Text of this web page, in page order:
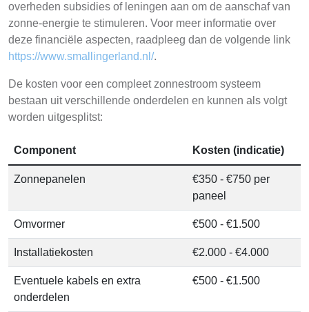
overheden subsidies of leningen aan om de aanschaf van
zonne-energie te stimuleren. Voor meer informatie over
deze financiële aspecten, raadpleeg dan de volgende link
https://www.smallingerland.nl/.
De kosten voor een compleet zonnestroom systeem
bestaan uit verschillende onderdelen en kunnen als volgt
worden uitgesplitst:
Component Kosten (indicatie)
Zonnepanelen
€350 - €750 per
paneel
Omvormer €500 - €1.500
Installatiekosten €2.000 - €4.000
Eventuele kabels en extra
onderdelen
€500 - €1.500